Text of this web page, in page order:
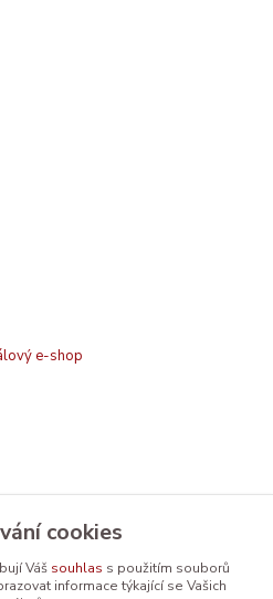
zpět.
cookies
Váš souhlas s použitím souborů
informace týkající se Vašich